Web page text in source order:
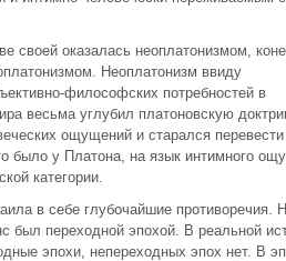
своей оказалась неоплатонизмом,
Неоплатонизм ввиду
философских потребностей в
весьма углубил платоновскую
ощущений и старался
было у Платона, на язык интимного
категории.
в себе глубочайшие противоречия.
был переходной эпохой. В реальной
эпохи, непереходных эпох нет. В